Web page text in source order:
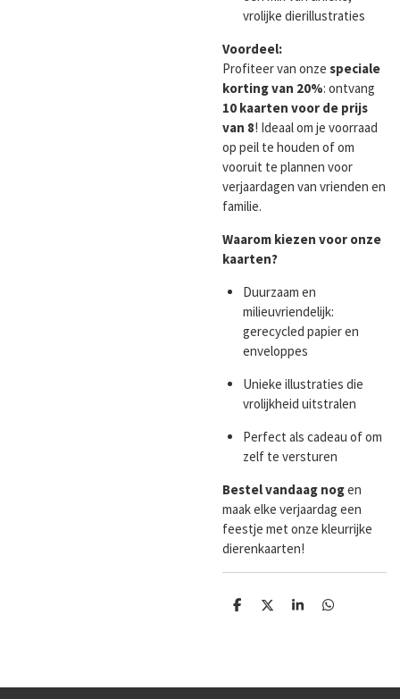
vrolijke dierillustraties
Voordeel:
Profiteer van onze speciale
korting van 20%: ontvang
10 kaarten voor de prijs
van 8! Ideaal om je voorraad
op peil te houden of om
vooruit te plannen voor
verjaardagen van vrienden en
familie.
Waarom kiezen voor onze
kaarten?
Duurzaam en
milieuvriendelijk:
gerecycled papier en
enveloppes
Unieke illustraties die
vrolijkheid uitstralen
Perfect als cadeau of om
zelf te versturen
Bestel vandaag nogen
maak elke verjaardag een
feestje met onze kleurrijke
dierenkaarten!
D
D
S
D